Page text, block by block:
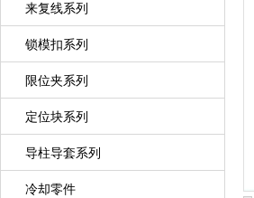
来复线系列
锁模扣系列
限位夹系列
定位块系列
导柱导套系列
冷却零件